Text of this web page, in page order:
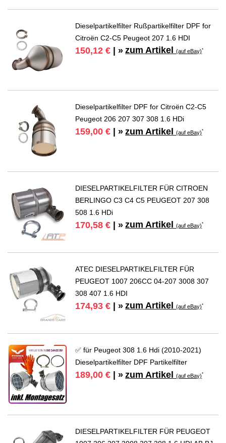
Dieselpartikelfilter Rußpartikelfilter DPF for
Citroën C2-C5 Peugeot 207 1.6 HDI
150,12 € | » zum Artikel(auf eBay)*
Dieselpartikelfilter DPF for Citroën C2-C5
Peugeot 206 207 307 308 1.6 HDi
159,00 € | » zum Artikel(auf eBay)*
DIESELPARTIKELFILTER FÜR CITROEN
BERLINGO C3 C4 C5 PEUGEOT 207 308
508 1.6 HDi
170,58 € | » zum Artikel(auf eBay)*
ATEC DIESELPARTIKELFILTER FÜR
PEUGEOT 1007 206CC 04-207 3008 307
308 407 1.6 HDI
174,93 € | » zum Artikel(auf eBay)*
✅ für Peugeot 308 1.6 Hdi (2010-2021)
Dieselpartikelfilter DPF Partikelfilter
189,00 € | » zum Artikel(auf eBay)*
DIESELPARTIKELFILTER FÜR PEUGEOT